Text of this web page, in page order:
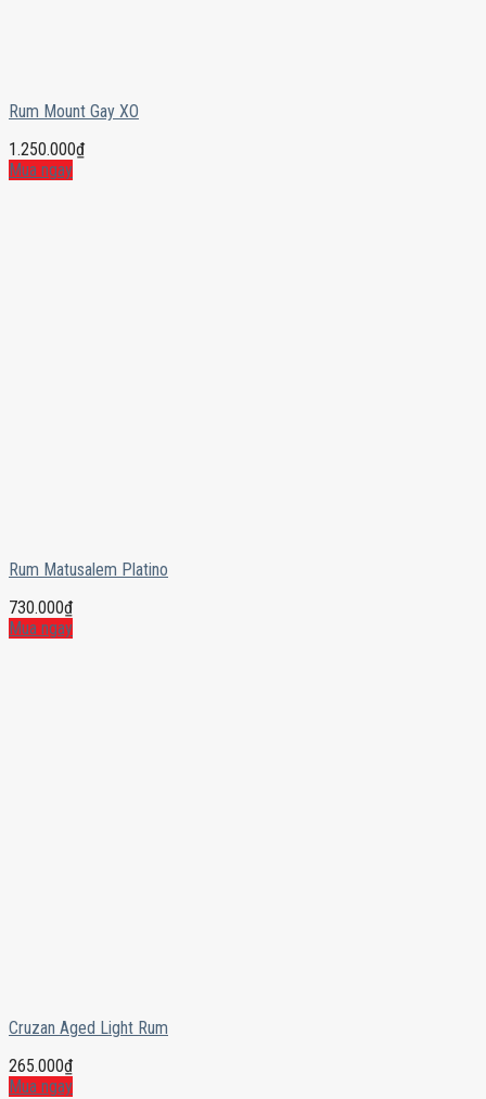
Rum Mount Gay XO
1.250.000₫
Mua ngay
Rum Matusalem Platino
730.000₫
Mua ngay
Cruzan Aged Light Rum
265.000₫
Mua ngay